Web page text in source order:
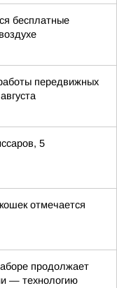
бесплатные
передвижных
5
отмечается
продолжает
— технологию